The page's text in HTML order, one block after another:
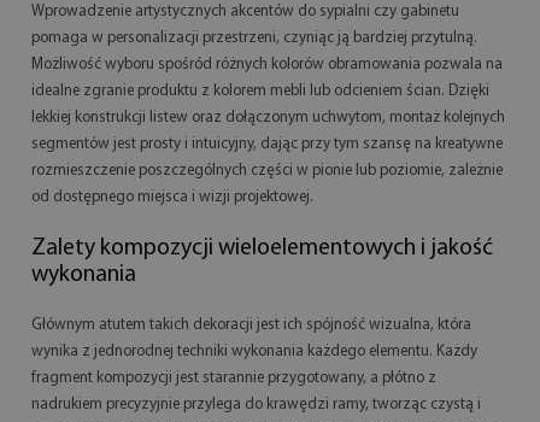
Wprowadzenie artystycznych akcentów do sypialni czy gabinetu
pomaga w personalizacji przestrzeni, czyniąc ją bardziej przytulną.
Możliwość wyboru spośród różnych kolorów obramowania pozwala na
idealne zgranie produktu z kolorem mebli lub odcieniem ścian. Dzięki
lekkiej konstrukcji listew oraz dołączonym uchwytom, montaż kolejnych
segmentów jest prosty i intuicyjny, dając przy tym szansę na kreatywne
rozmieszczenie poszczególnych części w pionie lub poziomie, zależnie
od dostępnego miejsca i wizji projektowej.
Zalety kompozycji wieloelementowych i jakość
wykonania
Głównym atutem takich dekoracji jest ich spójność wizualna, która
wynika z jednorodnej techniki wykonania każdego elementu. Każdy
fragment kompozycji jest starannie przygotowany, a płótno z
nadrukiem precyzyjnie przylega do krawędzi ramy, tworząc czystą i